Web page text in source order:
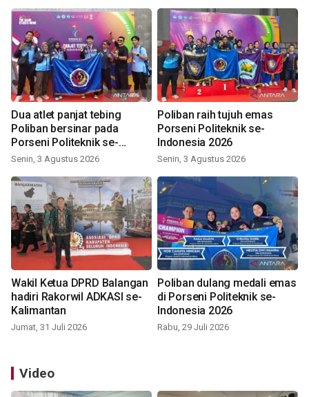
Dua atlet panjat tebing
Poliban bersinar pada
Porseni Politeknik se-
Indonesia 2026
Senin, 3 Agustus 2026
Poliban raih tujuh emas
Porseni Politeknik se-
Indonesia 2026
Senin, 3 Agustus 2026
Wakil Ketua DPRD Balangan
hadiri Rakorwil ADKASI se-
Kalimantan
Jumat, 31 Juli 2026
Poliban dulang medali emas
di Porseni Politeknik se-
Indonesia 2026
Rabu, 29 Juli 2026
Video